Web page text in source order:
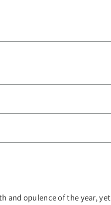
and opulence of the year, yet